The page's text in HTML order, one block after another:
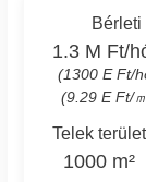
Bérleti
1.3 M Ft/
(1300 E Ft/
(9.29 E Ft/
Telek terület
1000 m²